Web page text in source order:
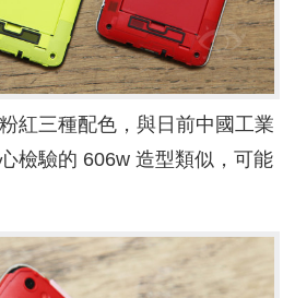
紅三種配色，與日前中國工業
檢驗的 606w 造型類似，可能